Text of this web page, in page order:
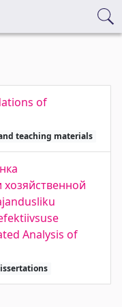
of
teaching materials
Analysis of